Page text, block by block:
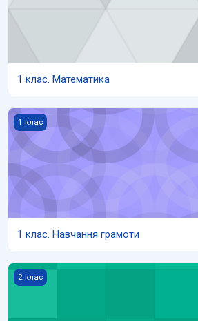
1 клас. Математика
1 клас. Навчання грамоти
1 клас
1 клас. Навчання грамоти
2 клас. Мистецтво. Дизайн та технології
2 клас